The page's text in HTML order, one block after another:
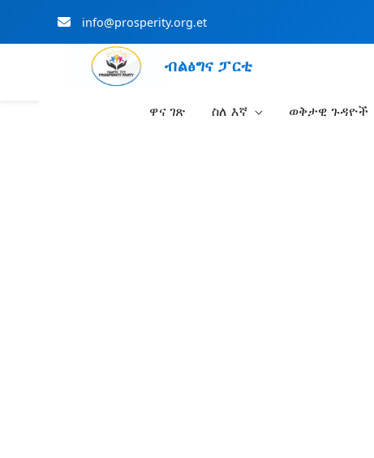
info@prosperity.org.et
ብልፅግና ፓርቲ
ዋና ገጽ ስለ እኛ ወቅታዊ ጉዳዮች